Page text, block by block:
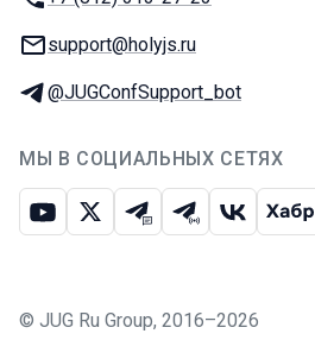
E-mail:
support@holyjs.ru
Телеграм:
@JUGConfSupport_bot
МЫ В СОЦИАЛЬНЫХ СЕТЯХ
ЮтубИкс Телеграм-чат
Телеграм-
© JUG Ru Group, 2016–2026